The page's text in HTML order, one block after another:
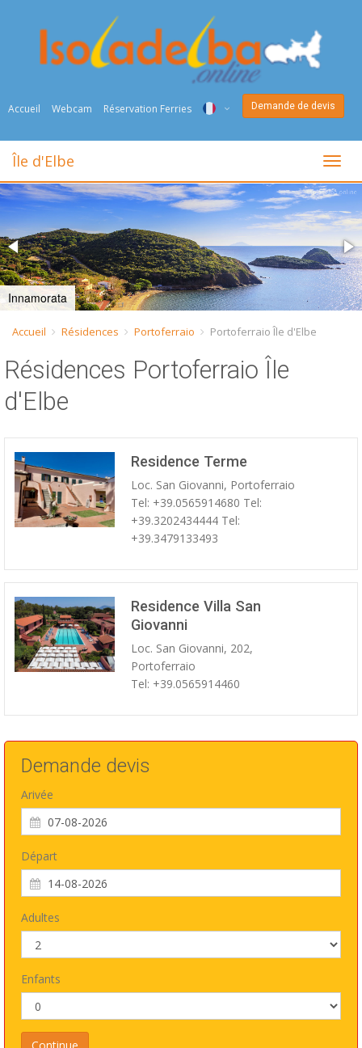
Accueil Webcam Réservation Ferries
ENG
DEU
NED
FRA
Demande de devis
Île d'Elbe
Innamorata
Accueil Résidences Portoferraio Portoferraio Île d'Elbe
Résidences Portoferraio Île
d'Elbe
Residence Terme
Loc. San Giovanni, Portoferraio
Tel: +39.0565914680 Tel:
+39.3202434444 Tel:
+39.3479133493
Residence Villa San
Giovanni
Loc. San Giovanni, 202,
Portoferraio
Tel: +39.0565914460
Demande devis
Arivée
Départ
Adultes
Enfants